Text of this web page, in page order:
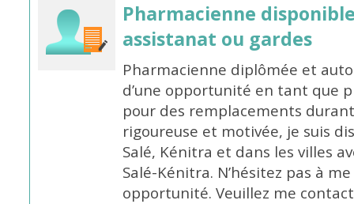
Pharmacienne
assistanat ou gardes
Pharmacienne diplômée et
d’une opportunité en tant que
pour des remplacements
rigoureuse et motivée, je suis
Salé, Kénitra et dans les villes
Salé-Kénitra. N’hésitez pas à
opportunité. Veuillez me